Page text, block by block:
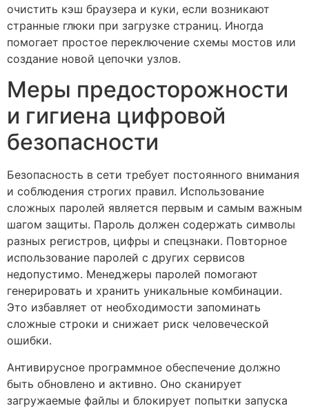
очистить кэш браузера и куки, если возникают
странные глюки при загрузке страниц. Иногда
помогает простое переключение схемы мостов или
создание новой цепочки узлов.
Меры предосторожности
и гигиена цифровой
безопасности
Безопасность в сети требует постоянного внимания
и соблюдения строгих правил. Использование
сложных паролей является первым и самым важным
шагом защиты. Пароль должен содержать символы
разных регистров, цифры и спецзнаки. Повторное
использование паролей с других сервисов
недопустимо. Менеджеры паролей помогают
генерировать и хранить уникальные комбинации.
Это избавляет от необходимости запоминать
сложные строки и снижает риск человеческой
ошибки.
Антивирусное программное обеспечение должно
быть обновлено и активно. Оно сканирует
загружаемые файлы и блокирует попытки запуска